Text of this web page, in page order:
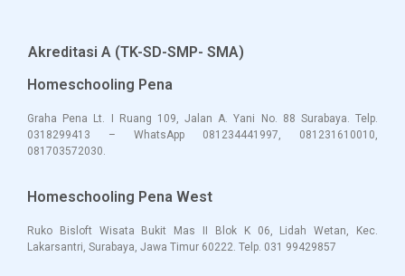
Akreditasi A (TK-SD-SMP- SMA)
Homeschooling Pena
Graha Pena Lt. I Ruang 109, Jalan A. Yani No. 88 Surabaya. Telp.
0318299413 – WhatsApp 081234441997, 081231610010,
081703572030.
Homeschooling Pena West
Ruko Bisloft Wisata Bukit Mas II Blok K 06, Lidah Wetan, Kec.
Lakarsantri, Surabaya, Jawa Timur 60222. Te lp. 031 99429857